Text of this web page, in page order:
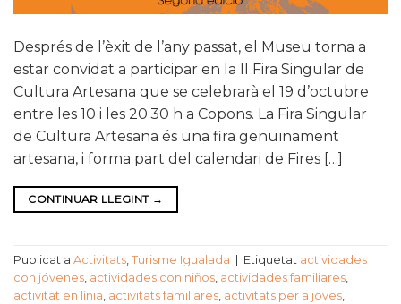
Després de l’èxit de l’any passat, el Museu torna a
estar convidat a participar en la II Fira Singular de
Cultura Artesana que se celebrarà el 19 d’octubre
entre les 10 i les 20:30 h a Copons. La Fira Singular
de Cultura Artesana és una fira genuïnament
artesana, i forma part del calendari de Fires […]
CONTINUAR LLEGINT →
Publicat a Activitats, Turisme Igualada Etiquetat actividades
con jóvenes, actividades con niños, actividades familiares,
activitat en línia, activitats familiares, activitats per a joves,